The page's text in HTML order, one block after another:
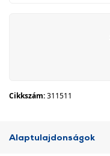
Cikkszám:311511
Alaptulajdonságok